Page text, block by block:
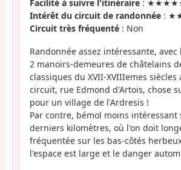
Facilité à suivre l'itinéraire : ★★★★★
Intérêt du circuit de randonnée :
Circuit très fréquenté : Non
Randonnée assez intéressante,
2 manoirs-demeures de châtelains
classiques du XVII-XVIIIemes
circuit, rue Edmond d'Artois, chose
pour un village de l'Ardresis !
Par contre, bémol moins intéressant
derniers kilomètres, où l'on doit
fréquentée sur les bas-côtés
l'espace est large et le danger